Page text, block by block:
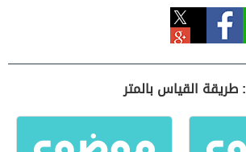
القياس بالمتر